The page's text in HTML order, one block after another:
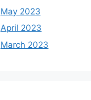
May 2023
April 2023
March 2023